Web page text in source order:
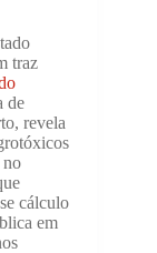
traz
de
revela
no
cálculo
em